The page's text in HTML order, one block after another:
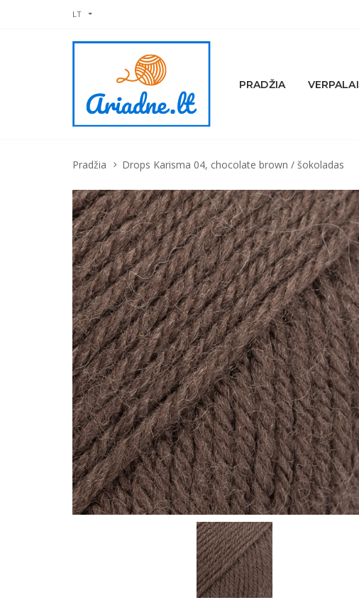
LT
PRADŽIA VERPALAI
Pradžia Drops Karisma 04, chocolate brown / šokoladas